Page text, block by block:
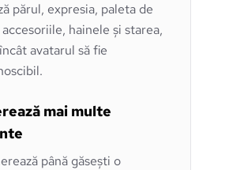
părul, expresia, paleta de
hainele și starea,
avatarul să fie
mai multe
până găsești o